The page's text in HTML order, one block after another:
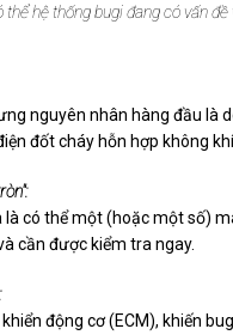
hệ thống bugi đang có vấn
nguyên nhân hàng đầu là
đốt cháy hỗn hợp không khí
là có thể một (hoặc một số)
cần được kiểm tra ngay.
động cơ (ECM), khiến